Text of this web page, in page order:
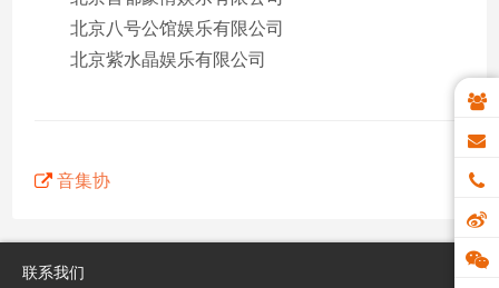
北京八号公馆娱乐有限公司
北京紫水晶娱乐有限公司
音集协
联系我们